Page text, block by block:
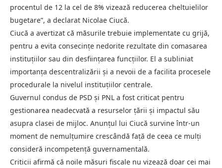
procentul de 12 la cel de 8% vizează reducerea cheltuielilor
bugetare”, a declarat Nicolae Ciucă.
Ciucă a avertizat că măsurile trebuie implementate cu grijă,
pentru a evita consecințe nedorite rezultate din comasarea
instituțiilor sau din desființarea funcțiilor. El a subliniat
importanța descentralizării și a nevoii de a facilita procesele
procedurale la nivelul instituțiilor centrale.
Guvernul condus de PSD și PNL a fost criticat pentru
gestionarea neadecvată a resurselor țării și impactul său
asupra clasei de mijloc. Anunțul lui Ciucă survine într-un
moment de nemulțumire crescândă față de ceea ce mulți
consideră incompetență guvernamentală.
Criticii afirmă că noile măsuri fiscale nu vizează doar cei mai